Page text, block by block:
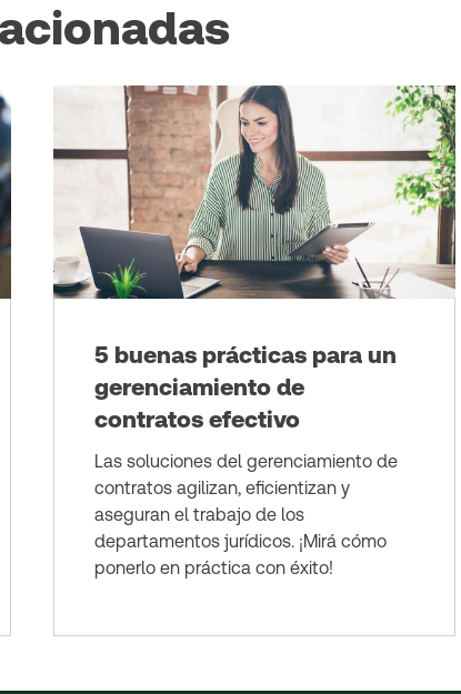
5 buenas prácticas para un
gerenciamiento de
contratos efectivo
Las soluciones del gerenciamiento de
contratos agilizan, eficientizan y
aseguran el trabajo de los
departamentos jurídicos. ¡Mirá cómo
ponerlo en práctica con éxito!